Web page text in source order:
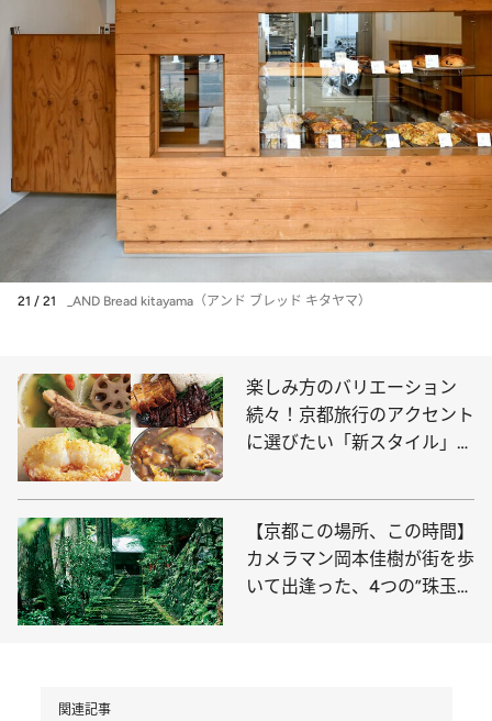
21 / 21 _AND Bread kitayama（アンド ブレッド キタヤマ）
楽しみ方のバリエーション
続々！京都旅行のアクセント
に選びたい「新スタイル」な
【京都この場所、この時間】
カメラマン岡本佳樹が街を歩
いて出逢った、4つの”珠玉の
関連記事